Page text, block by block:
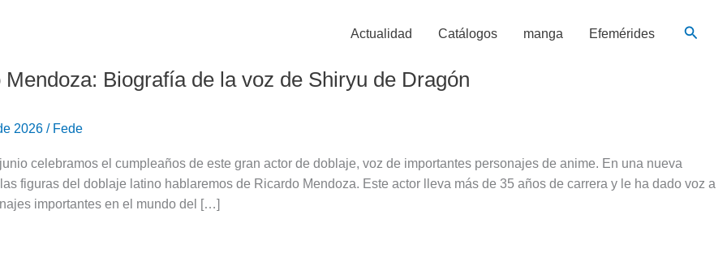
Actualidad Catálogos manga Efemérides
Mendoza: Biografía de la voz de Shiryu de Dragón
2026 / Fede
celebramos el cumpleaños de este gran actor de doblaje, voz de importantes personajes de anime. En una nueva
figuras del doblaje latino hablaremos de Ricardo Mendoza. Este actor lleva más de 35 años de carrera y le ha dado voz a
importantes en el mundo del […]